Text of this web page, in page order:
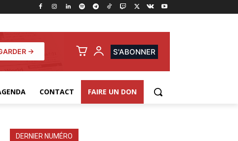
→ S'ABONNER
CONTACT FAIRE UN DON
DERNIER NUMÉRO